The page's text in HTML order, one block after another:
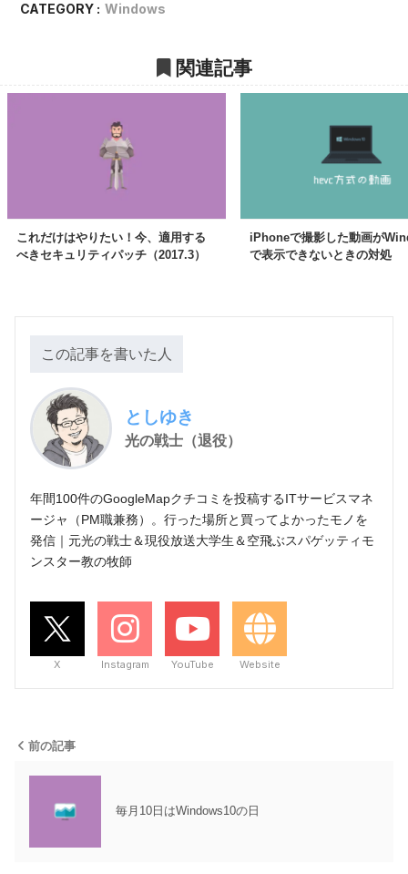
CATEGORY : Windows
関連記事
これだけはやりたい！今、適用する
べきセキュリティパッチ（2017.3）
iPhoneで撮影した動画が
で表示できないときの対処
この記事を書いた人
としゆき
光の戦士（退役）
年間100件のGoogleMapクチコミを投稿するITサービスマネ
ージャ（PM職兼務）。行った場所と買ってよかったモノを
発信｜元光の戦士＆現役放送大学生＆空飛ぶスパゲッティモ
ンスター教の牧師
X Instagram YouTube Website
前の記事
毎月10日はWindows10の日